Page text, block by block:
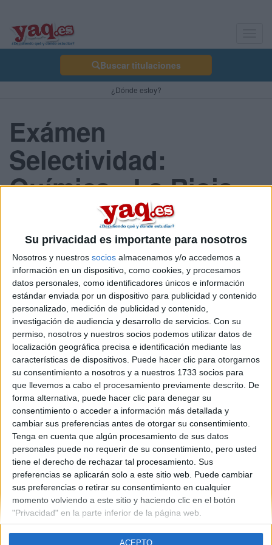
Su privacidad es importante para nosotros
Nosotros y nuestros socios almacenamos y/o accedemos a
información en un dispositivo, como cookies, y procesamos
datos personales, como identificadores únicos e información
estándar enviada por un dispositivo para publicidad y contenido
personalizado, medición de publicidad y contenido,
investigación de audiencia y desarrollo de servicios. Con su
permiso, nosotros y nuestros socios podemos utilizar datos de
localización geográfica precisa e identificación mediante las
características de dispositivos. Puede hacer clic para otorgarnos
su consentimiento a nosotros y a nuestros 1733 socios para
que llevemos a cabo el procesamiento previamente descrito. De
forma alternativa, puede hacer clic para denegar su
consentimiento o acceder a información más detallada y
cambiar sus preferencias antes de otorgar su consentimiento.
Tenga en cuenta que algún procesamiento de sus datos
personales puede no requerir de su consentimiento, pero usted
tiene el derecho de rechazar tal procesamiento. Sus
preferencias se aplicarán solo a este sitio web. Puede cambiar
sus preferencias o retirar su consentimiento en cualquier
momento volviendo a este sitio y haciendo clic en el botón
"Privacidad" en la parte inferior de la página web.
ACEPTO
Buscar titulaciones
¿Dónde estoy?
Exámen
Selectividad:
Química - La Rioja
2013 Junio
Comunidad:
La Rioja
Año del examen:
2013
Mes de examen:
Junio
Asignatura:
Química
Fichero Examen:
examen-selectividad-quimica-rioja-2013-junio.pdf
Quiénes somos| Contactar| Anúnciate
Aviso legal|Politica de privacidad|Condiciones generales
de cookies
© 2003-2026Compás Mediterráneo S.L.- Diego de León 47 - 28006
Madrid [ESPAÑA] - Tel. +34 91 593 2767